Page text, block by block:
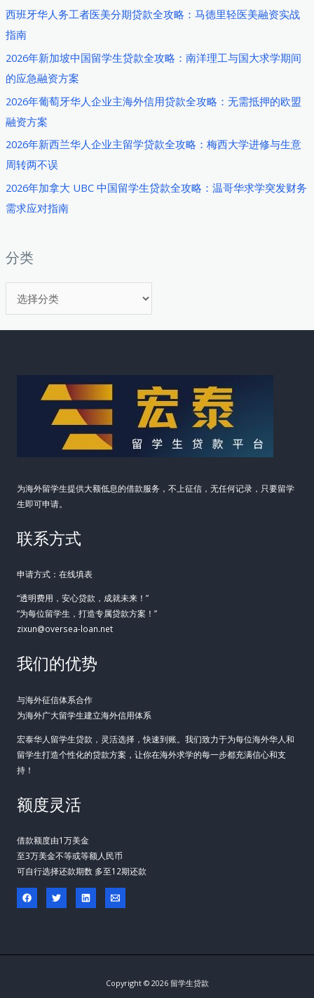
西班牙华人务工者医美分期贷款全攻略：马德里轻医美融资实战
指南
2026年新加坡中国留学生贷款全攻略：南洋理工与国大求学期间
的应急融资方案
2026年葡萄牙华人企业主海外信用贷款全攻略：无需抵押的欧盟
融资方案
2026年新西兰华人企业主留学贷款全攻略：梅西大学进修与生意
周转两不误
2026年加拿大 UBC 中国留学生贷款全攻略：温哥华求学突发财务
需求应对指南
分类
类
攻
略：
小
企
业
融
资
政
实
申
略
为海外留学生提供大额低息的借款服务，不上征信，无任何记录，只要留学
生即可申请。
联系方式
申请方式：在线填表
“透明费用，安心贷款，成就未来！”
“为每位留学生，打造专属贷款方案！”
zixun@oversea-loan.net
我们的优势
与海外征信体系合作
为海外广大留学生建立海外信用体系
宏泰华人留学生贷款，灵活选择，快速到账。我们致力于为每位海外华人和
留学生打造个性化的贷款方案，让你在海外求学的每一步都充满信心和支
持！
额度灵活
借款额度由1万美金
至3万美金不等或等额人民币
可自行选择还款期数 多至12期还款
Copyright © 2026 留学生贷款